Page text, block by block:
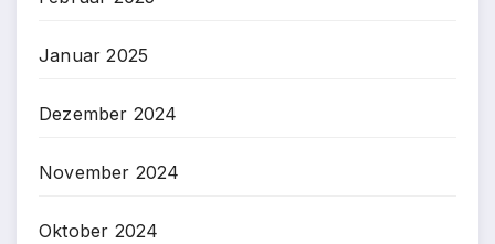
Januar 2025
Dezember 2024
November 2024
Oktober 2024